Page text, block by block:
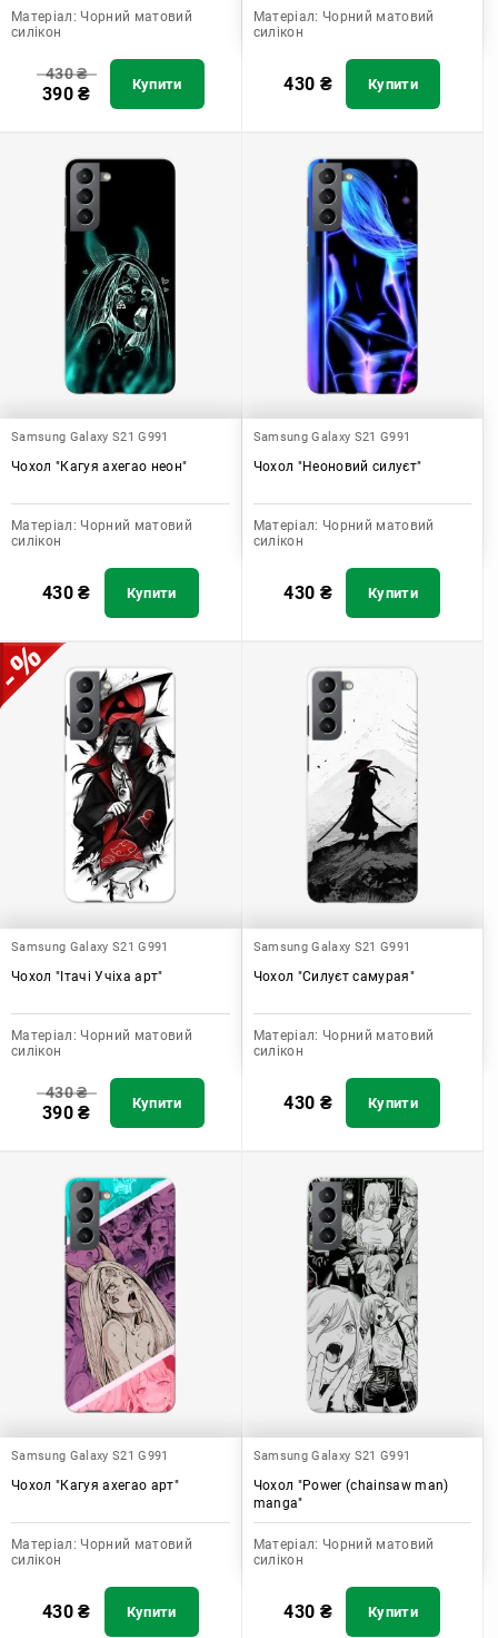
Матеріал: Чорний матовий
силікон
430₴
390₴ Купити
Матеріал: Чорний матовий
силікон
430 ₴ Купити
Samsung Galaxy S21 G991
Чохол "Кагуя ахегао неон"
Матеріал: Чорний матовий
силікон
430₴ Купити
Samsung Galaxy S21 G991
Чохол "Неоновий силуєт"
Матеріал: Чорний матовий
силікон
430 ₴ Купити
Samsung Galaxy S21 G991
Чохол "Ітачі Учіха арт"
Матеріал: Чорний матовий
силікон
430₴
390₴ Купити
Samsung Galaxy S21 G991
Чохол "Силуєт самурая"
Матеріал: Чорний матовий
силікон
430 ₴ Купити
Samsung Galaxy S21 G991
Чохол "Кагуя ахегао арт"
Матеріал: Чорний матовий
силікон
430₴ Купити
Samsung Galaxy S21 G991
Чохол "Power (chainsaw man)
manga"
Матеріал: Чорний матовий
силікон
430 ₴ Купити